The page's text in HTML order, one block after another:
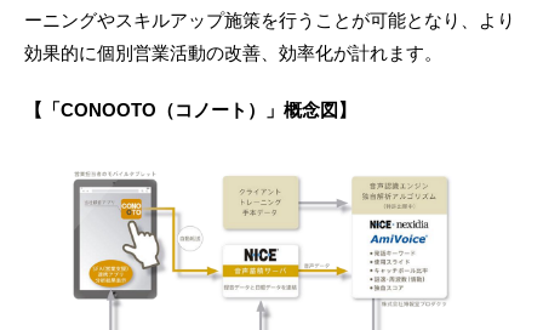
ーニングやスキルアップ施策を行うことが可能となり、より
効果的に個別営業活動の改善、効率化が計れます。
【「CONOOTO（コノート）」概念図】